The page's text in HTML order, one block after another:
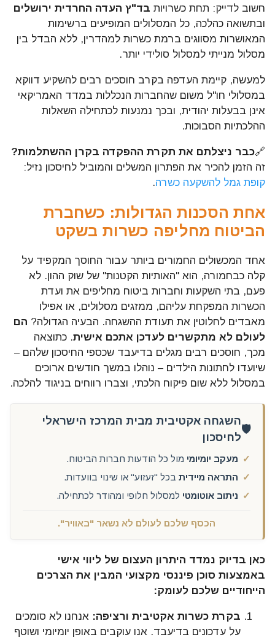
חשוב לדייק: תחת כשרויות בד"ץ העדה החרדית ירושלים
ובתשואה כהלכה, כל המסלולים המופיעים ברשימות
המאושרות מסווגים ברמת כשרות למהדרין, ללא הבדל בין
מסלול מנייתי למסלול סולידי יותר.
למעשה, קיימת העדפה בקרב חוסכים רבים להשקיע דווקא
במסלולי חו"ל משום שהחברות הנכללות במדד האמריקאי
אינן בבעלות יהודית, ובכך נמנעות לכתחילה השאלות
ההלכתיות הסבוכות.
🔗כבר ניצלתם את תקרת ההפקדה בקרן ההשתלמות?
זה הזמן להכיר את הפתרון המשלים והמוביל לחיסכון נזיל:
קופת גמל להשקעה כשרה.
אחת הסכנות הגדולות: כשחברת
הביטוח מחליפה כשרות בשקט
אחד המכשולים החמורים ביותר עבור החוסך המקפיד על
קלה כבחמורה, הוא "האותיות הקטנות" של שוק ההון. לא
פעם, בתי השקעות וחברות ביטוח מחליפים את ועדת
הכשרות המפקחת עליהם, ממזגים מסלולים, או אפילו
מאבדים לחלוטין את תעודת ההשגחה. הבעיה הגדולה? הם
לעולם לא מתקשרים לעדכן אתכם אישית. כתוצאה
מכך, חוסכים רבים מגלים בדיעבד שכספי החיסכון שלהם –
שיועדו לחתונות הילדים – נוהלו במשך חודשים ארוכים
במסלול ללא שום פיקוח הלכתי, וצברו רווחים בניגוד להלכה.
🛡️
השגחה אקטיבית מבית המרכז הישראלי
לחיסכון
מעקב יומיומי מול כל הודעות חברות הביטוח.
התראה מיידית בכל "זעזוע" או שינוי בוועדות.
ניתוב אוטומטי למסלול חלופי ומהודר לכתחילה.
הכסף שלכם לעולם לא נשאר "באוויר".
כאן בדיוק נמדד היתרון העצום של ליווי אישי
באמצעות סוכן פיננסי מקצועי המבין את הצרכים
הייחודיים שלכם לעומק:
בקרת כשרות אקטיבית ורציפה: אנחנו לא סומכים
על עדכונים בדיעבד. אנו עוקבים באופן יומיומי ושוטף